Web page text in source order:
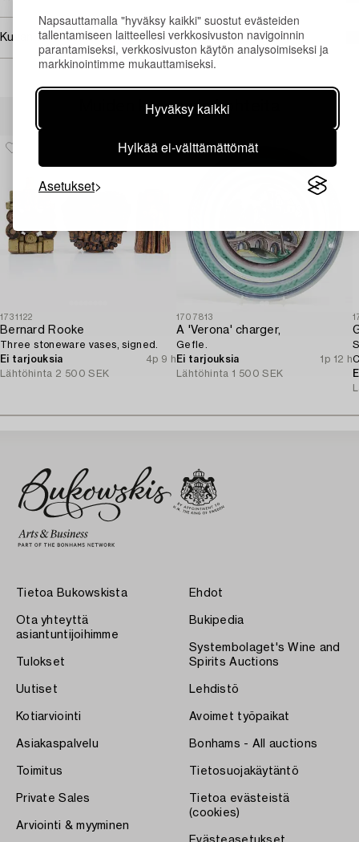
Napsauttamalla "hyväksy kaikki" suostut evästeiden
tallentamiseen laitteellesi verkkosivuston navigoinnin
parantamiseksi, verkkosivuston käytön analysoimiseksi ja
markkinointimme mukauttamiseksi.
Hyväksy kaikki
Hylkää ei-välttämättömät
Asetukset
Kuvan käyttöoikeudet
Muiden katsomia kohteita
1731122
Bernard Rooke
Three stoneware vases, signed.
Ei tarjouksia
4p 9 h
Lähtöhinta 2 500 SEK
1707813
A 'Verona' charger,
Gefle.
Ei tarjouksia
1p 12 h
Lähtöhinta 1 500 SEK
Tietoa Bukowskista
Ota yhteyttä
asiantuntijoihimme
Tulokset
Uutiset
Kotiarviointi
Asiakaspalvelu
Toimitus
Private Sales
Arviointi & myyminen
Ehdot
Bukipedia
Systembolaget's Wine and
Spirits Auctions
Lehdistö
Avoimet työpaikat
Bonhams - All auctions
Tietosuojakäytäntö
Tietoa evästeistä
(cookies)